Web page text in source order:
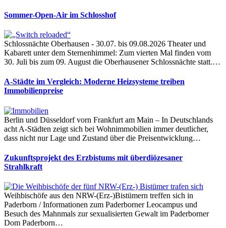
Sommer-Open-Air im Schlosshof
Schlossnächte Oberhausen - 30.07. bis 09.08.2026 Theater und
Kabarett unter dem Sternenhimmel: Zum vierten Mal finden vom
30. Juli bis zum 09. August die Oberhausener Schlossnächte statt.…
A-Städte im Vergleich: Moderne Heizsysteme treiben
Immobilienpreise
Berlin und Düsseldorf vorn Frankfurt am Main – In Deutschlands
acht A-Städten zeigt sich bei Wohnimmobilien immer deutlicher,
dass nicht nur Lage und Zustand über die Preisentwicklung…
Zukunftsprojekt des Erzbistums mit überdiözesaner
Strahlkraft
Weihbischöfe aus den NRW-(Erz-)Bistümern treffen sich in
Paderborn / Informationen zum Paderborner Leocampus und
Besuch des Mahnmals zur sexualisierten Gewalt im Paderborner
Dom Paderborn…